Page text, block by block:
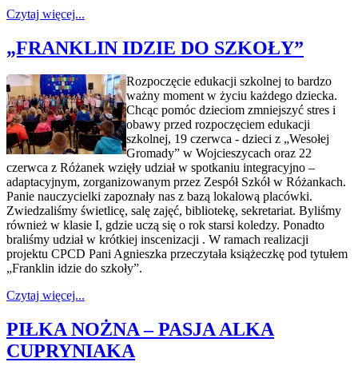
Czytaj więcej...
„FRANKLIN IDZIE DO SZKOŁY”
Rozpoczęcie edukacji szkolnej to bardzo
ważny moment w życiu każdego dziecka.
Chcąc pomóc dzieciom zmniejszyć stres i
obawy przed rozpoczęciem edukacji
szkolnej, 19 czerwca - dzieci z „Wesołej
Gromady” w Wojcieszycach oraz 22
czerwca z Różanek wzięły udział w spotkaniu integracyjno –
adaptacyjnym, zorganizowanym przez Zespół Szkół w Różankach.
Panie nauczycielki zapoznały nas z bazą lokalową placówki.
Zwiedzaliśmy świetlicę, salę zajęć, bibliotekę, sekretariat. Byliśmy
również w klasie I, gdzie uczą się o rok starsi koledzy. Ponadto
braliśmy udział w krótkiej inscenizacji . W ramach realizacji
projektu CPCD Pani Agnieszka przeczytała książeczkę pod tytułem
„Franklin idzie do szkoły”.
Czytaj więcej...
PIŁKA NOŻNA – PASJA ALKA
CUPRYNIAKA